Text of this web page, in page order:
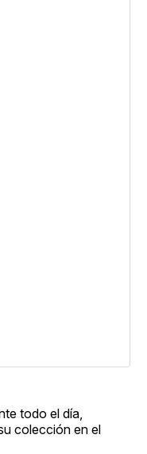
todo el día,
colección en el